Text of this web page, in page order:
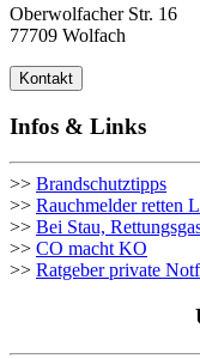
Oberwolfacher Str. 16
77709 Wolfach
Kontakt
Infos & Links
>> Brandschutztipps
>> Rauchmelder retten
>> Bei Stau,
>> CO macht KO
>> Ratgeber private